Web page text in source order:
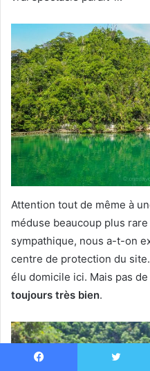
Attention tout de même à
méduse beaucoup plus
sympathique, nous a-t-on
centre de protection du
élu domicile ici. Mais pas
toujours très bien.